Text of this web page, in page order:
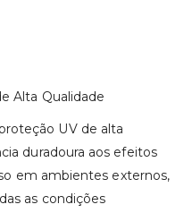
Alta Qualidade
UV de alta
duradoura aos efeitos
em ambientes externos,
as condições